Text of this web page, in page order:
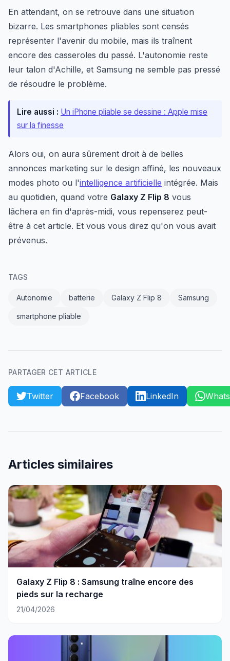
En attendant, on se retrouve dans une situation
bizarre. Les smartphones pliables sont censés
représenter l'avenir du mobile, mais ils traînent
encore des casseroles du passé. L'autonomie reste
leur talon d'Achille, et Samsung ne semble pas pressé
de résoudre le problème.
Lire aussi : Un iPhone pliable se dessine : Apple mise
sur la finesse
Alors oui, on aura sûrement droit à de belles
annonces marketing sur le design affiné, les nouveaux
modes photo ou l'intelligence artificielle intégrée. Mais
au quotidien, quand votre Galaxy Z Flip 8 vous
lâchera en fin d'après-midi, vous repenserez peut-
être à cet article. Et vous vous direz qu'on vous avait
prévenus.
TAGS
Autonomie batterie Galaxy Z Flip 8 Samsung
smartphone pliable
PARTAGER CET ARTICLE
Twitter Facebook LinkedIn
Articles similaires
Galaxy Z Flip 8 : Samsung traîne encore des
pieds sur la recharge
21/04/2026